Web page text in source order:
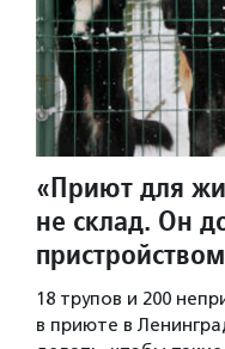
«Приют для
не склад. Он
18 трупов и 200
в приюте в